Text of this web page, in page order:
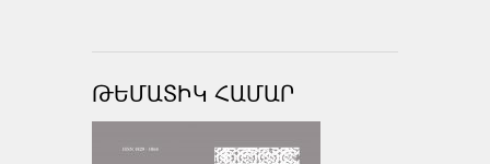
ԹԵՄԱՏԻԿ ՀԱՄԱՐ